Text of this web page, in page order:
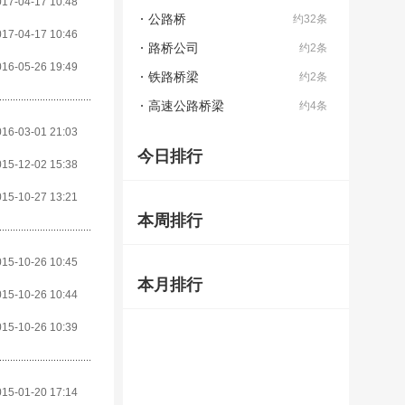
04-17 10:46
05-26 19:49
03-01 21:03
12-02 15:38
10-27 13:21
10-26 10:45
10-26 10:44
10-26 10:39
01-20 17:14
约32条
公路桥
约2条
路桥公司
约2条
铁路桥梁
约4条
高速公路桥梁
今日排行
本周排行
本月排行